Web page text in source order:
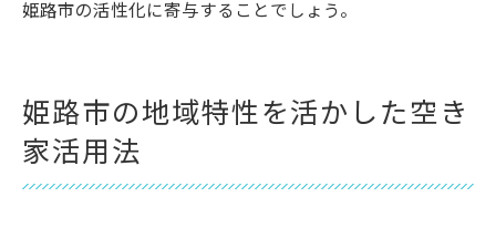
姫路市の活性化に寄与することでしょう。
姫路市の地域特性を活かした空き
家活用法